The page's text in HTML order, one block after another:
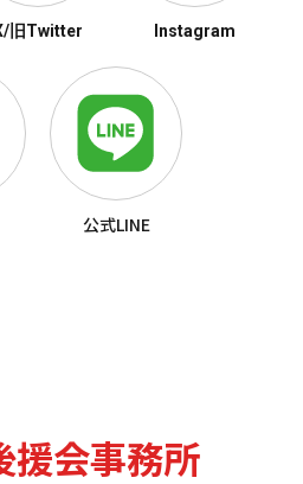
旧Twitter Instagram
公式LINE
援会事務所